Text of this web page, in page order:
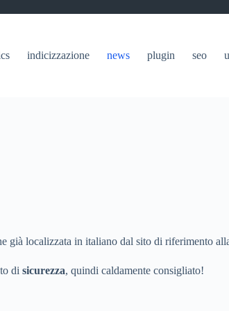
indicizzazione news plugin seo
già localizzata in italiano dal sito di riferimento
di sicurezza, quindi caldamente consigliato!